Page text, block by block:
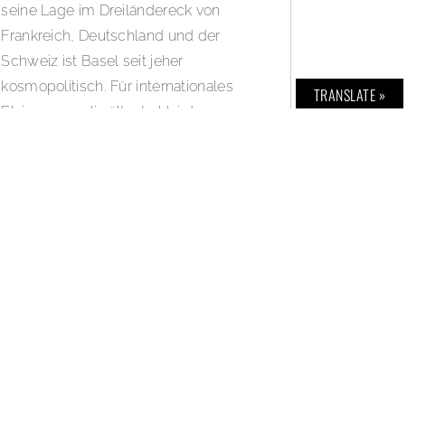
seine Lage im Dreiländereck von
Frankreich, Deutschland und der
Schweiz ist Basel seit jeher
kosmopolitisch. Für internationales
Flair sorgen die älteste Uni der
TRANSLATE »